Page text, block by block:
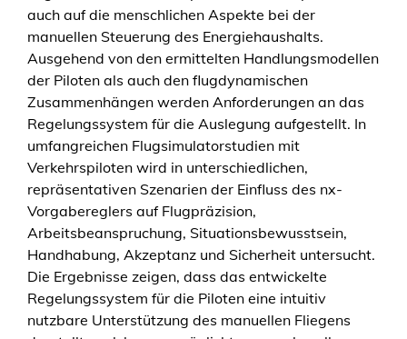
a
n
u
e
l
l
e
n
F
l
i
e
g
e
n
auch auf die menschlichen Aspekte bei der
manuellen Steuerung des Energiehaushalts.
Ausgehend von den ermittelten Handlungsmodellen
der Piloten als auch den flugdynamischen
Zusammenhängen werden Anforderungen an das
Regelungssystem für die Auslegung aufgestellt. In
umfangreichen Flugsimulatorstudien mit
Verkehrspiloten wird in unterschiedlichen,
repräsentativen Szenarien der Einfluss des nx-
Vorgabereglers auf Flugpräzision,
Arbeitsbeanspruchung, Situationsbewusstsein,
Handhabung, Akzeptanz und Sicherheit untersucht.
Die Ergebnisse zeigen, dass das entwickelte
Regelungssystem für die Piloten eine intuitiv
nutzbare Unterstützung des manuellen Fliegens